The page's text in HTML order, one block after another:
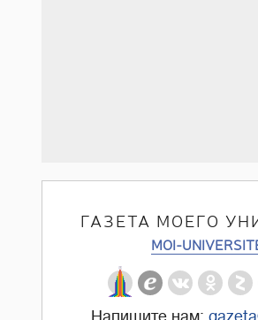
ГАЗЕТА МОЕГО
MOI-
Напишите нам: